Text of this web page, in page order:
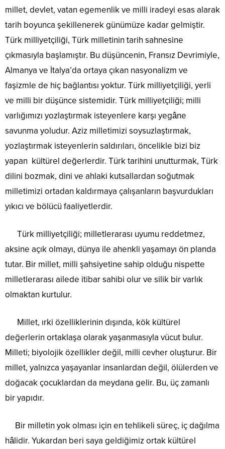
millet, devlet, vatan egemenlik ve milli iradeyi esas alarak
tarih boyunca şekillenerek günümüze kadar gelmiştir.
Türk milliyetçiliği, Türk milletinin tarih sahnesine
çıkmasıyla başlamıştır. Bu düşüncenin, Fransız Devrimiyle,
Almanya ve İtalya’da ortaya çıkan nasyonalizm ve
faşizmle de hiç bağlantısı yoktur. Türk milliyetçiliği, yerli
ve milli bir düşünce sistemidir. Türk milliyetçiliği; milli
varlığımızı yozlaştırmak isteyenlere karşı yegâne
savunma yoludur. Aziz milletimizi soysuzlaştırmak,
yozlaştırmak isteyenlerin saldırıları, öncelikle bizi biz
yapan kültürel değerlerdir. Türk tarihini unutturmak, Türk
dilini bozmak, dini ve ahlaki kutsallardan soğutmak
milletimizi ortadan kaldırmaya çalışanların başvurdukları
yıkıcı ve bölücü faaliyetlerdir.
Türk milliyetçiliği; milletlerarası uyumu reddetmez,
aksine açık olmayı, dünya ile ahenkli yaşamayı ön planda
tutar. Bir millet, milli şahsiyetine sahip olduğu nispette
milletlerarası ailede itibar sahibi olur ve silik bir varlık
olmaktan kurtulur.
Millet, ırki özelliklerinin dışında, kök kültürel
değerlerin ortaklaşa olarak yaşanmasıyla vücut bulur.
Milleti; biyolojik özellikler değil, milli cevher oluşturur. Bir
millet, yalnızca yaşayanlar insanlardan değil, ölülerden ve
doğacak çocuklardan da meydana gelir. Bu, üç zamanlı
bir yapıdır.
Bir milletin yok olması için en tehlikeli süreç, iç dağılma
hâlidir. Yukardan beri saya geldiğimiz ortak kültürel